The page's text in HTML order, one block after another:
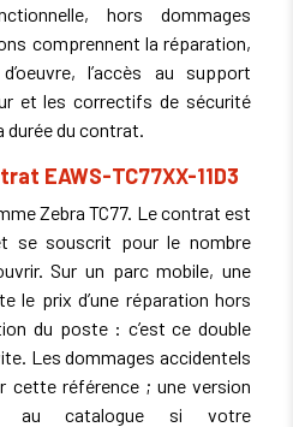
hors dommages
comprennent la réparation,
l’accès au support
et les correctifs de sécurité
durée du contrat.
EAWS-TC77XX-11D3
Zebra TC77. Le contrat est
se souscrit pour le nombre
Sur un parc mobile, une
le prix d’une réparation hors
du poste : c’est ce double
Les dommages accidentels
cette référence ; une version
au catalogue si votre